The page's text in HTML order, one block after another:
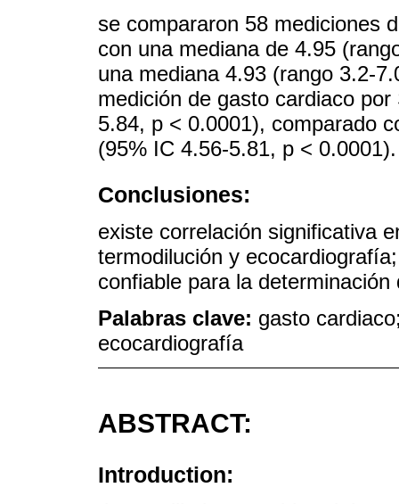
se compararon 58 mediciones
con una mediana de 4.95
una mediana 4.93 (rango 3.2-
medición de gasto cardiaco
5.84, p < 0.0001), comparado
(95% IC 4.56-5.81, p < 0.0001).
Conclusiones:
existe correlación significativa
termodilución y
confiable para la
Palabras clave: gasto
ecocardiografía
ABSTRACT:
Introduction: